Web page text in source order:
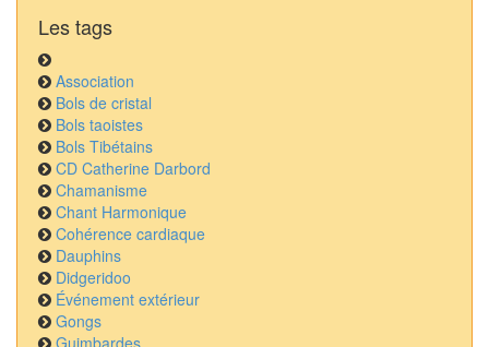
Les tags
Association
Bols de cristal
Bols taoistes
Bols Tibétains
CD Catherine Darbord
Chamanisme
Chant Harmonique
Cohérence cardiaque
Dauphins
Didgeridoo
Événement extérieur
Gongs